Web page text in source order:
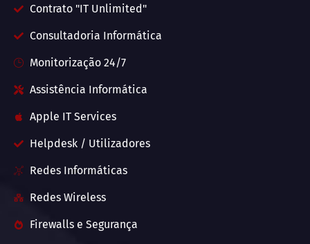
Contrato "IT Unlimited"
Consultadoria Informática
Monitorização 24/7
Assistência Informática
Apple IT Services
Helpdesk / Utilizadores
Redes Informáticas
Redes Wireless
Firewalls e Segurança